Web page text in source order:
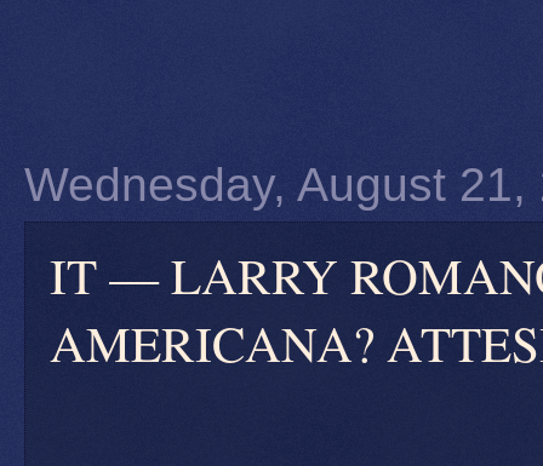
Wednesday, August 21,
IT — LARRY
AMERICANA?